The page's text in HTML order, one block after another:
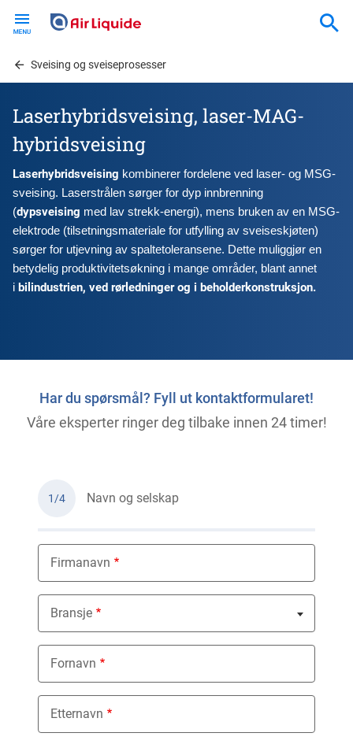
contentSveising og sveiseprosesser
Laserhybridsveising, laser-MAG-
hybridsveising
Laserhybridsveising kombinerer fordelene ved laser- og MSG-
sveising. Laserstrålen sørger for dyp innbrenning
(dypsveising med lav strekk-energi), mens bruken av en MSG-
elektrode (tilsetningsmateriale for utfylling av sveiseskjøten)
sørger for utjevning av spaltetoleransene. Dette muliggjør en
betydelig produktivitetsøkning i mange områder, blant annet
i bilindustrien, ved rørledninger og i beholderkonstruksjon.
Har du spørsmål? Fyll ut kontaktformularet!
Våre eksperter ringer deg tilbake innen 24 timer!
1/4 Navn og selskap
Firmanavn
Bransje
Nothing selected
Fornavn
Etternavn